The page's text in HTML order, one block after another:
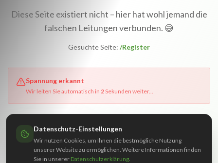
Diese Seite existiert nicht – hier hat wohl jemand die
falschen Leitungen verbunden. 😅
Gesuchte Seite: /Register
Spannung erkannt
Wir leiten Sie automatisch in 1Sekundeweiter...
Zur Startseite
Zurück
Datenschutz-Einstellungen
Wir nutzen Cookies, um Ihnen die bestmögliche Nutzung
unserer Website zu ermöglichen. Weitere Informationen finden
Sie in unserer Datenschutzerklärung.